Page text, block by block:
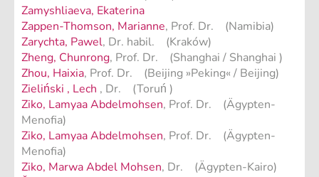
Zamyshliaeva, Ekaterina
Zappen-Thomson, Marianne, Prof. Dr. (Namibia)
Zarychta, Pawel, Dr. habil. (Kraków)
Zheng, Chunrong, Prof. Dr. (Shanghai / Shanghai )
Zhou, Haixia, Prof. Dr. (Beijing »Peking« / Beijing)
Zieliński , Lech , Dr. (Toruń )
Ziko, Lamyaa Abdelmohsen, Prof. Dr. (Ägypten-
Menofia)
Ziko, Lamyaa Abdelmohsen, Prof. Dr. (Ägypten-
Menofia)
Ziko, Marwa Abdel Mohsen, Dr. (Ägypten-Kairo)